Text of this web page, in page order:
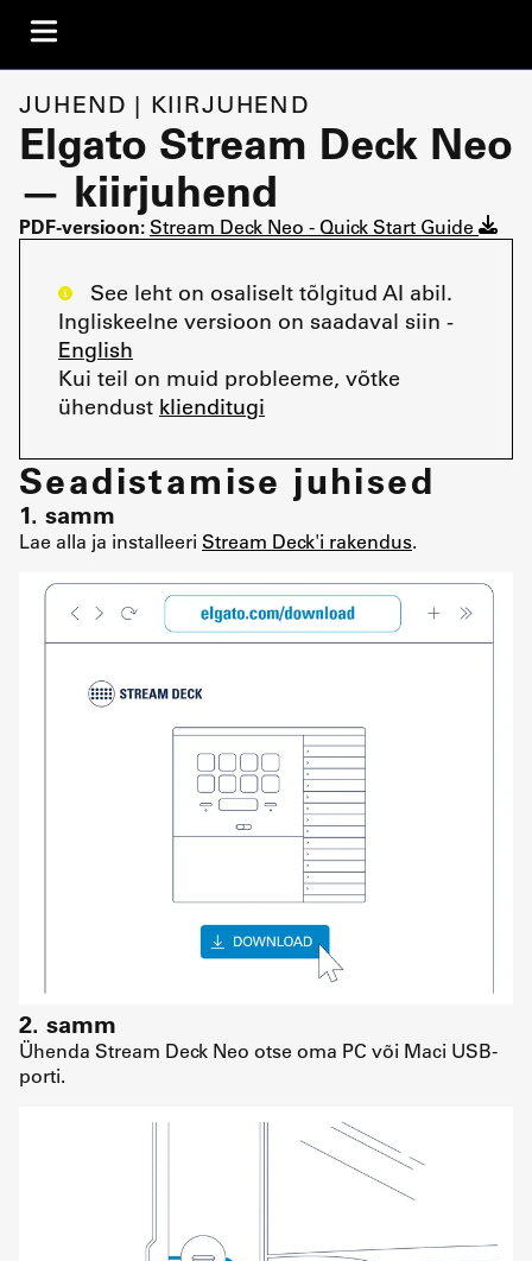
JUHEND | KIIRJUHEND
Elgato Stream Deck Neo
— kiirjuhend
PDF-versioon: Stream Deck Neo - Quick Start Guide
See leht on osaliselt tõlgitud AI abil.
Ingliskeelne versioon on saadaval siin -
English
Kui teil on muid probleeme, võtke
ühendust klienditugi
Seadistamise juhised
1. samm
Lae alla ja installeeri Stream Deck'i rakendus.
2. samm
Ühenda Stream Deck Neo otse oma PC või Maci USB-
porti.